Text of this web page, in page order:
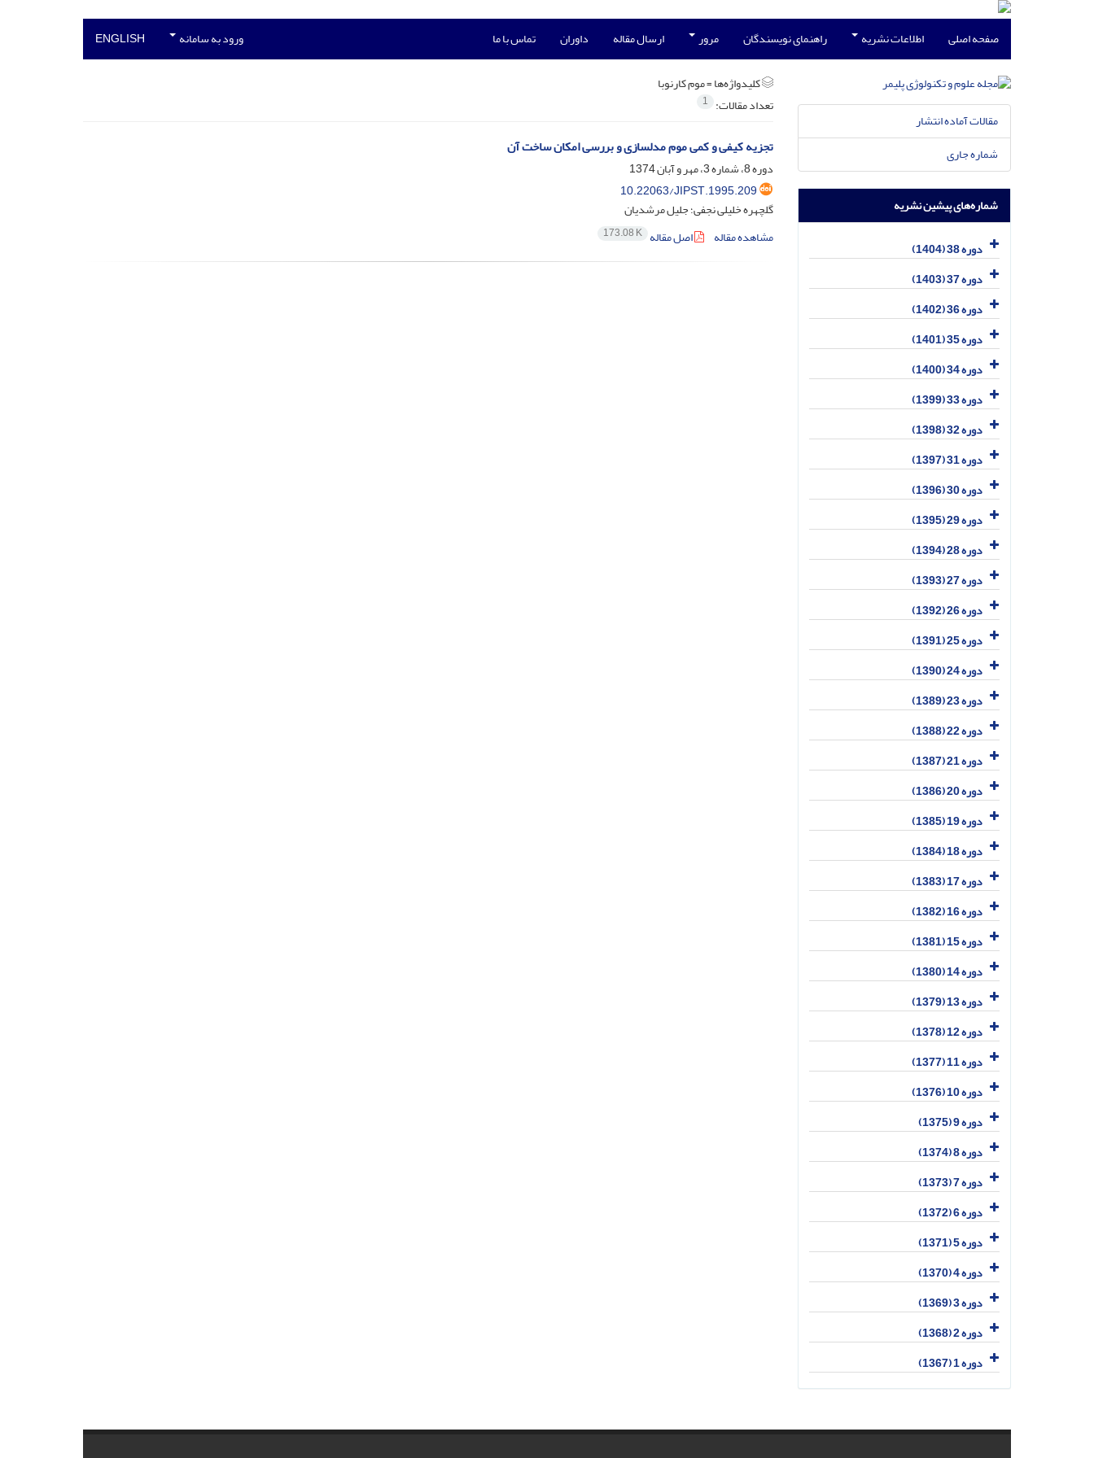
صفحه اصلی اطلاعات نشریه راهنمای نویسندگان مرور ارسال مقاله داوران تماس با ما ورود به سامانه ENGLISH
کلیدواژه‌ها =موم کارنوبا
تعداد مقالات: 1
تجزیه کیفی و کمی موم مدلسازی و بررسی امکان ساخت آن
دوره 8، شماره 3، مهر و آبان 1374
10.22063/JIPST.1995.209
گلچهره خلیلی نجفی؛ جلیل مرشدیان
مشاهده مقاله
اصل مقاله 173.08 K
مقالات آماده انتشار
شماره جاری
شماره‌های پیشین نشریه
دوره 38 (1404)
دوره 37 (1403)
دوره 36 (1402)
دوره 35 (1401)
دوره 34 (1400)
دوره 33 (1399)
دوره 32 (1398)
دوره 31 (1397)
دوره 30 (1396)
دوره 29 (1395)
دوره 28 (1394)
دوره 27 (1393)
دوره 26 (1392)
دوره 25 (1391)
دوره 24 (1390)
دوره 23 (1389)
دوره 22 (1388)
دوره 21 (1387)
دوره 20 (1386)
دوره 19 (1385)
دوره 18 (1384)
دوره 17 (1383)
دوره 16 (1382)
دوره 15 (1381)
دوره 14 (1380)
دوره 13 (1379)
دوره 12 (1378)
دوره 11 (1377)
دوره 10 (1376)
دوره 9 (1375)
دوره 8 (1374)
دوره 7 (1373)
دوره 6 (1372)
دوره 5 (1371)
دوره 4 (1370)
دوره 3 (1369)
دوره 2 (1368)
دوره 1 (1367)